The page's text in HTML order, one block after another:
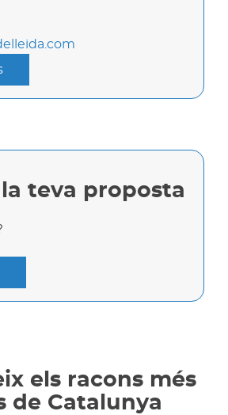
teva proposta
els racons més
de Catalunya